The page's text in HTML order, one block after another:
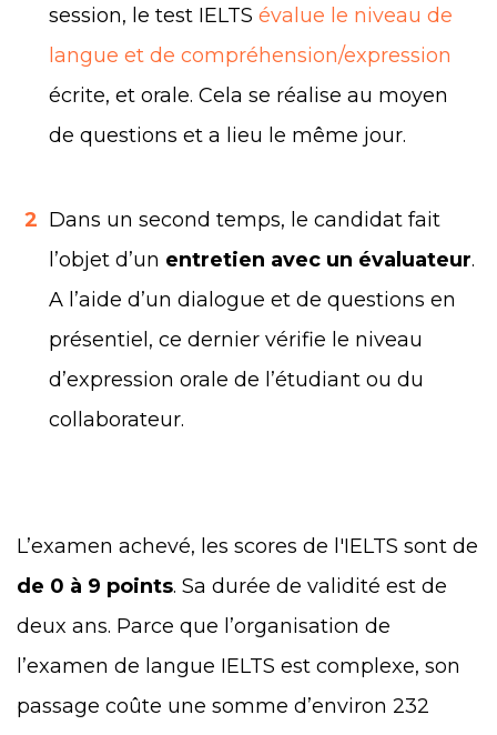
session, le test IELTS évalue le niveau de
langue et de compréhension/expression
écrite, et orale. Cela se réalise au moyen
de questions et a lieu le même jour.
2 Dans un second temps, le candidat fait
l’objet d’un entretien avec un évaluateur.
A l’aide d’un dialogue et de questions en
présentiel, ce dernier vérifie le niveau
d’expression orale de l’étudiant ou du
collaborateur.
L’examen achevé, les scores de l'IELTS sont de
de 0 à 9 points. Sa durée de validité est de
deux ans. Parce que l’organisation de
l’examen de langue IELTS est complexe, son
passage coûte une somme d’environ 232